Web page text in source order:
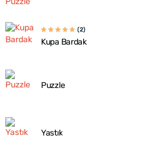
(2)
Kupa Bardak
Puzzle
Yastık